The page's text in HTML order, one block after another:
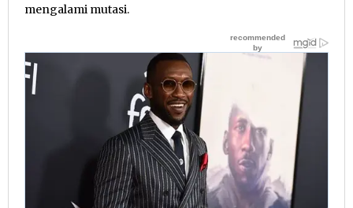
mengalami mutasi.